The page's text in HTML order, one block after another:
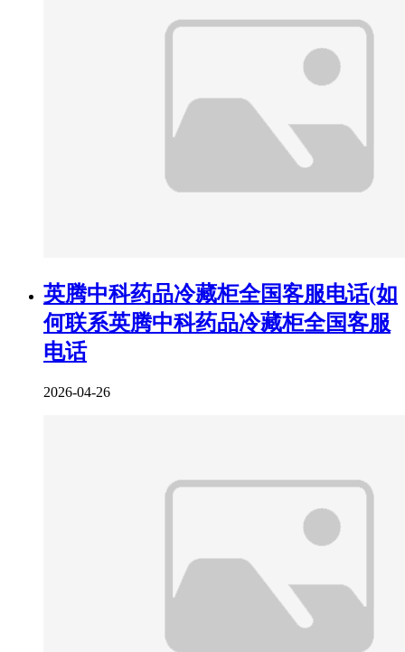
英腾中科药品冷藏柜全国客服电话(如
何联系英腾中科药品冷藏柜全国客服
电话
2026-04-26